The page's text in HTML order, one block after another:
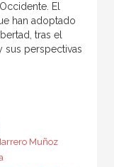
El
han adoptado
tras el
perspectivas
Muñoz